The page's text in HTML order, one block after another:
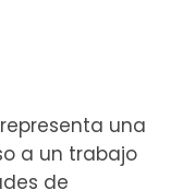
una
a un trabajo
de